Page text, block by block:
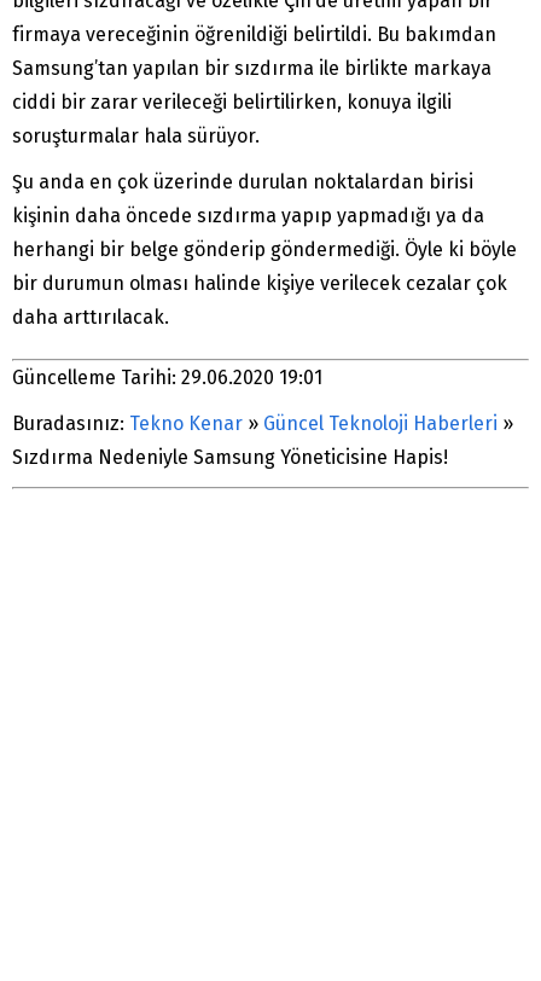
firmaya vereceğinin öğrenildiği belirtildi. Bu bakımdan
Samsung’tan yapılan bir sızdırma ile birlikte markaya
ciddi bir zarar verileceği belirtilirken, konuya ilgili
soruşturmalar hala sürüyor.
Şu anda en çok üzerinde durulan noktalardan birisi
kişinin daha öncede sızdırma yapıp yapmadığı ya da
herhangi bir belge gönderip göndermediği. Öyle ki böyle
bir durumun olması halinde kişiye verilecek cezalar çok
daha arttırılacak.
Güncelleme Tarihi: 29.06.2020 19:01
Buradasınız: Tekno Kenar » Güncel Teknoloji Haberleri »
Sızdırma Nedeniyle Samsung Yöneticisine Hapis!